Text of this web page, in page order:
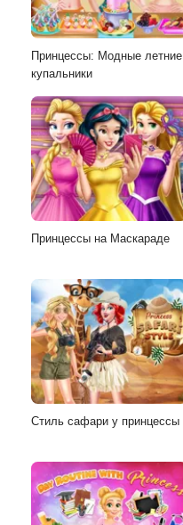
Принцессы: Модные летние
купальники
Принцессы на Маскараде
Стиль сафари у принцессы